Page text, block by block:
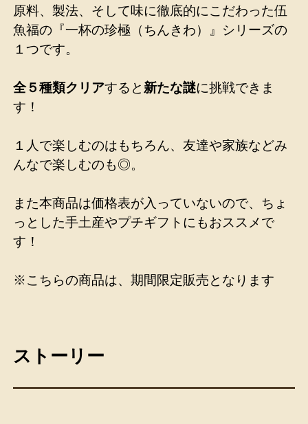
原料、製法、そして味に徹底的にこだわった伍
魚福の『一杯の珍極（ちんきわ）』シリーズの
１つです。
全５種類クリアすると新たな謎に挑戦できま
す！
１人で楽しむのはもちろん、友達や家族などみ
んなで楽しむのも◎。
また本商品は価格表が入っていないので、ちょ
っとした手土産やプチギフトにもおススメで
す！
※こちらの商品は、期間限定販売となります
ストーリー